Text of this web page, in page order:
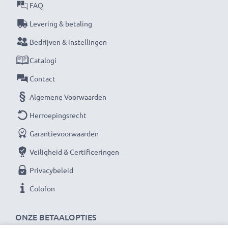
★ 3 jaar garantie ★
Als internationale speciaalzaak sinds 2004 weten wij,
Daarom verlenen wij een garantie van 36 maanden!
ONZE BETAALOPTIES
FAQ
Levering & betaling
Bedrijven & instellingen
Catalogi
Contact
Algemene Voorwaarden
Herroepingsrecht
Garantievoorwaarden
Veiligheid & Certificeringen
Privacybeleid
Colofon